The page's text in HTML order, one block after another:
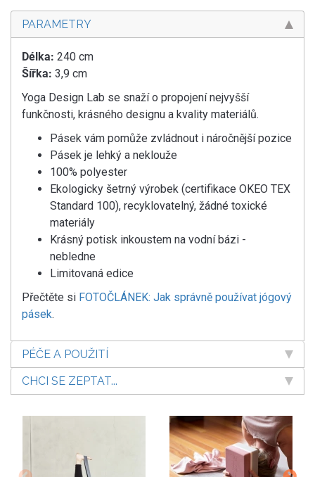
PARAMETRY
Délka: 240 cm
Šířka: 3,9 cm
Yoga Design Lab se snaží o propojení nejvyšší
funkčnosti, krásného designu a kvality materiálů.
Pásek vám pomůže zvládnout i náročnější pozice
Pásek je lehký a neklouže
100% polyester
Ekologicky šetrný výrobek (certifikace OKEO TEX
Standard 100), recyklovatelný, žádné toxické
materiály
Krásný potisk inkoustem na vodní bázi -
nebledne
Limitovaná edice
Přečtěte si FOTOČLÁNEK: Jak správně používat jógový
pásek.
PÉČE A POUŽITÍ
CHCI SE ZEPTAT...